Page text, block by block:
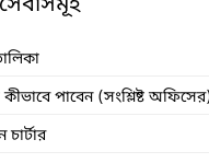
পাবেন (সংশ্লিষ্ট